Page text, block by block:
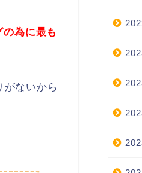
為に最も
がないから